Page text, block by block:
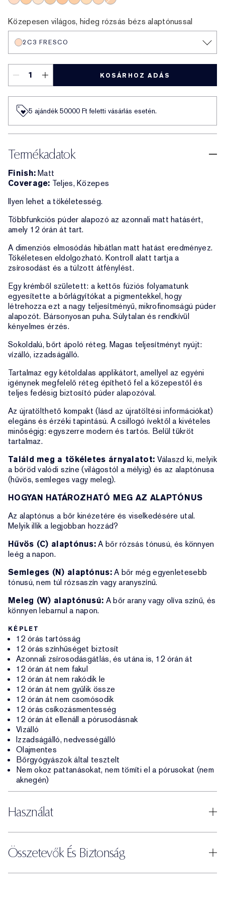
Közepesen világos, hideg rózsás bézs alaptónussal
2C3 FRESCO
KOSÁRHOZ ADÁS
5 ajándék 50000​ Ft feletti vásárlás esetén.
Termékadatok
Finish:Matt
Coverage: Teljes, Közepes
Ilyen lehet a tökéletesség.
Többfunkciós púder alapozó az azonnali matt hatásért,
amely 12 órán át tart.
A dimenziós elmosódás hibátlan matt hatást eredményez.
Tökéletesen eldolgozható. Kontroll alatt tartja a
zsírosodást és a túlzott átfénylést.
Egy krémből született: a kettős fúziós folyamatunk
egyesítette a bőrlágyítókat a pigmentekkel, hogy
létrehozza ezt a nagy teljesítményű, mikrofinomságú púder
alapozót. Bársonyosan puha. Súlytalan és rendkívül
kényelmes érzés.
Sokoldalú, bőrt ápoló réteg. Magas teljesítményt nyújt:
vízálló, izzadságálló.
Tartalmaz egy kétoldalas applikátort, amellyel az egyéni
igénynek megfelelő réteg építhető fel a közepestől és
teljes fedésig biztosító púder alapozóval.
Az újratölthető kompakt (lásd az újratöltési információkat)
elegáns és érzéki tapintású. A csillogó ívektől a kivételes
minőségig: egyszerre modern és tartós. Belül tükröt
tartalmaz.
Találd meg a tökéletes árnyalatot: Válaszd ki, melyik
a bőröd valódi színe (világostól a mélyig) és az alaptónusa
(hűvös, semleges vagy meleg).
HOGYAN HATÁROZHATÓ MEG AZ ALAPTÓNUS
Az alaptónus a bőr kinézetére és viselkedésére utal.
Melyik illik a legjobban hozzád?
Hűvös (C) alaptónus:A bőr rózsás tónusú, és könnyen
leég a napon.
Semleges (N) alaptónus:A bőr még egyenletesebb
tónusú, nem túl rózsaszín vagy aranyszínű.
Meleg (W) alaptónusú: A bőr arany vagy olíva színű, és
könnyen lebarnul a napon.
KÉPLET
12 órás tartósság
12 órás színhűséget biztosít
Azonnali zsírosodásgátlás, és utána is, 12 órán át
12 órán át nem fakul
12 órán át nem rakódik le
12 órán át nem gyűlik össze
12 órán át nem csomósodik
12 órás csíkozásmentesség
12 órán át ellenáll a pórusodásnak
Vízálló
Izzadságálló, nedvességálló
Olajmentes
Bőrgyógyászok által tesztelt
Nem okoz pattanásokat, nem tömíti el a pórusokat (nem
aknegén)
Használat
Összetevők És Biztonság